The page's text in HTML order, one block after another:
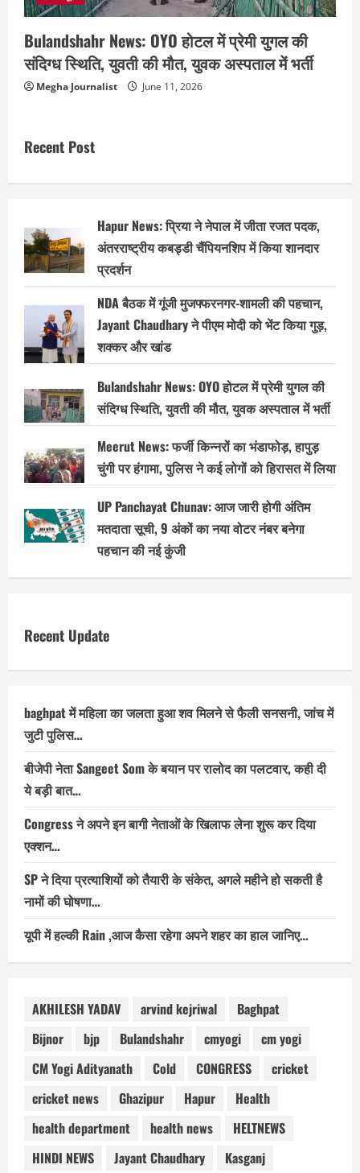
Bulandshahr News: OYO होटल में प्रेमी युगल की
संदिग्ध स्थिति, युवती की मौत, युवक अस्पताल में भर्ती
Megha Journalist June 11, 2026
Recent Post
Hapur News: प्रिया ने नेपाल में जीता रजत पदक,
अंतरराष्ट्रीय कबड्डी चैंपियनशिप में किया शानदार
प्रदर्शन
NDA बैठक में गूंजी मुजफ्फरनगर-शामली की पहचान,
Jayant Chaudhary ने पीएम मोदी को भेंट किया गुड़,
शक्कर और खांड
Bulandshahr News: OYO होटल में प्रेमी युगल की
संदिग्ध स्थिति, युवती की मौत, युवक अस्पताल में भर्ती
Meerut News: फर्जी किन्नरों का भंडाफोड़, हापुड़
चुंगी पर हंगामा, पुलिस ने कई लोगों को हिरासत में लिया
UP Panchayat Chunav: आज जारी होगी अंतिम
मतदाता सूची, 9 अंकों का नया वोटर नंबर बनेगा
पहचान की नई कुंजी
Recent Update
baghpat में महिला का जलता हुआ शव मिलने से फैली सनसनी, जांच में
जुटी पुलिस…
बीजेपी नेता Sangeet Som के बयान पर रालोद का पलटवार, कही दी
ये बड़ी बात…
Congress ने अपने इन बागी नेताओं के खिलाफ लेना शुरू कर दिया
एक्शन…
SP ने दिया प्रत्याशियों को तैयारी के संकेत, अगले महीने हो सकती है
नामों की घोषणा…
यूपी में हल्की Rain ,आज कैसा रहेगा अपने शहर का हाल जानिए…
AKHILESH YADAV arvind kejriwal
Baghpat
Bijnor
bjp Bulandshahr cmyogi
cm yogi
CM Yogi Adityanath
Cold CONGRESS
cricket
cricket news
Ghazipur Hapur
Health
health department
health news
HELTNEWS
HINDI NEWS
Jayant Chaudhary
Kasganj